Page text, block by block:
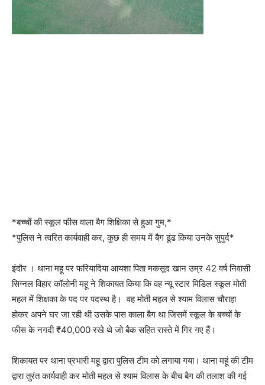
*बच्चों की स्कूल फीस वाला बैग शिक्षिका से हुआ गुम,*
*पुलिस ने त्वरित कार्यवाही कर, कुछ ही समय में बैग ढूंढ किया उनके सुपुर्द*
इंदौर । थाना महू पर फरियादिया आयशा पिता मकसूद खान उम्र 42 वर्ष निवासी
सिग्नल विहार कॉलोनी महू ने शिकायत किया कि वह न्यू स्टार मिडिल स्कूल मोती
महल में शिक्षका के पद पर पदस्थ है। वह मोती महल से श्याम विलास चौराहा
होकर अपने घर जा रही थी उसके पास काला बैग था जिसमें स्कूल के बच्चों के
फीस के नगदी ₹40,000 रखे थे जो बैक सहित रास्ते में गिर गए हैं।
शिकायत पर थाना प्रभारी महू द्वारा पुलिस टीम को लगाया गया। थाना महूं की टीम
द्वारा तुरंत कार्यवाही कर मोती महल से श्याम विलास के बीच बैग की तलाश की गई